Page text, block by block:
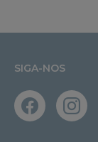
SIGA-NOS